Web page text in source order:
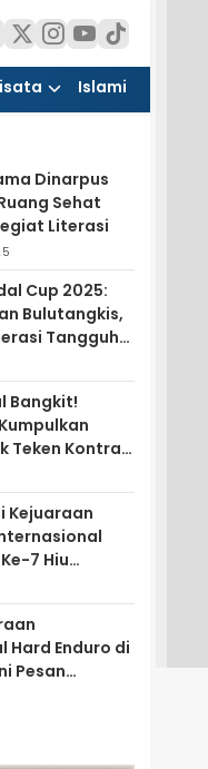
Islami
Dinarpus
Sehat
Literasi
Cup 2025:
Bulutangkis,
Tangguh
Bangkit!
Teken Kontrak
Kejuaraan
7 Hiu
Hard Enduro di
Pesan
TNI AL